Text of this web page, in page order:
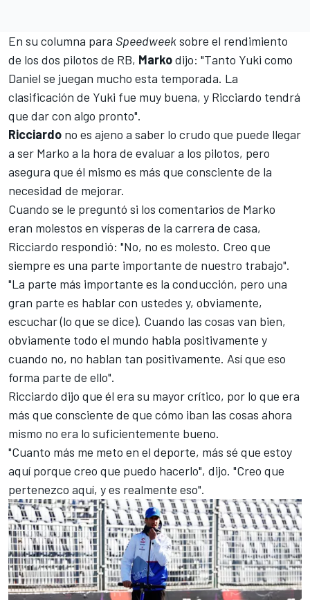
En su columna para Speedweeksobre el rendimiento
de los dos pilotos de RB, Markodijo: "Tanto Yuki como
Daniel se juegan mucho esta temporada. La
clasificación de Yuki fue muy buena, y Ricciardo tendrá
que dar con algo pronto".
Ricciardo no es ajeno a saber lo crudo que puede llegar
a ser Marko a la hora de evaluar a los pilotos, pero
asegura que él mismo es más que consciente de la
necesidad de mejorar.
Cuando se le preguntó si los comentarios de Marko
eran molestos en vísperas de la carrera de casa,
Ricciardo respondió: "No, no es molesto. Creo que
siempre es una parte importante de nuestro trabajo".
"La parte más importante es la conducción, pero una
gran parte es hablar con ustedes y, obviamente,
escuchar (lo que se dice). Cuando las cosas van bien,
obviamente todo el mundo habla positivamente y
cuando no, no hablan tan positivamente. Así que eso
forma parte de ello".
Ricciardo dijo que él era su mayor crítico, por lo que era
más que consciente de que cómo iban las cosas ahora
mismo no era lo suficientemente bueno.
"Cuanto más me meto en el deporte, más sé que estoy
aquí porque creo que puedo hacerlo", dijo. "Creo que
pertenezco aquí, y es realmente eso".